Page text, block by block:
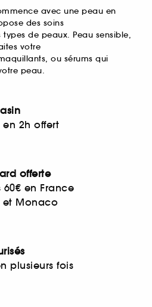
avec une peau en
des soins
de peaux. Peau sensible,
votre
ou sérums qui
peau.
2h offert
offerte
en France
Monaco
plusieurs fois